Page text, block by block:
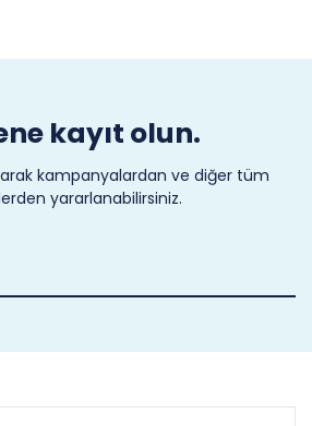
kayıt olun.
kampanyalardan ve diğer tüm
yararlanabilirsiniz.